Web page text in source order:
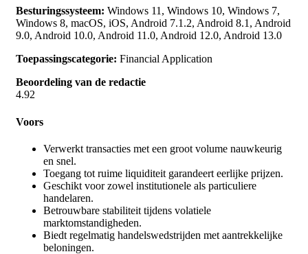
Besturingssysteem: Windows 11, Windows 10, Windows 7,
Windows 8, macOS, iOS, Android 7.1.2, Android 8.1, Android
9.0, Android 10.0, Android 11.0, Android 12.0, Android 13.0
Toepassingscategorie: Financial Application
Beoordeling van de redactie
4.92
Voors
Verwerkt transacties met een groot volume nauwkeurig
en snel.
Toegang tot ruime liquiditeit garandeert eerlijke prijzen.
Geschikt voor zowel institutionele als particuliere
handelaren.
Betrouwbare stabiliteit tijdens volatiele
marktomstandigheden.
Biedt regelmatig handelswedstrijden met aantrekkelijke
beloningen.